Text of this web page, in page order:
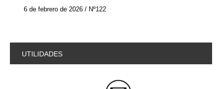
6 de febrero de 2026 / Nº122
UTILIDADES